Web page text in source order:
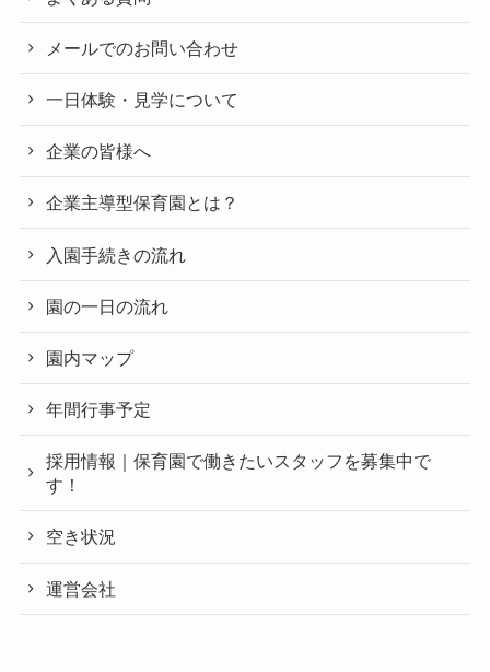
メールでのお問い合わせ
一日体験・見学について
企業の皆様へ
企業主導型保育園とは？
入園手続きの流れ
園の一日の流れ
園内マップ
年間行事予定
採用情報｜保育園で働きたいスタッフを募集中で
す！
空き状況
運営会社